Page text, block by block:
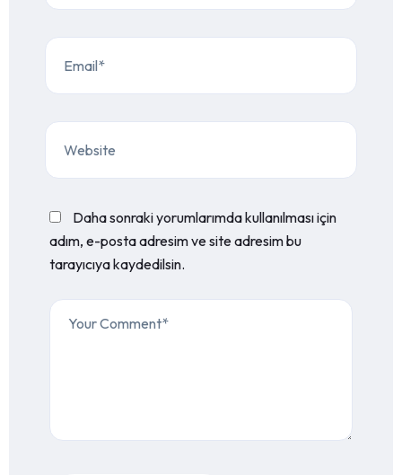
Daha sonraki yorumlarımda kullanılması için
adım, e-posta adresim ve site adresim bu
tarayıcıya kaydedilsin.